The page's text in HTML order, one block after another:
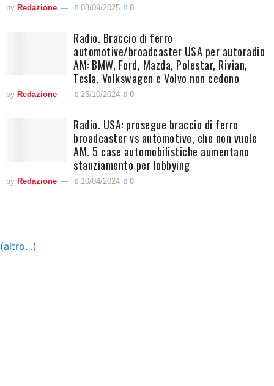
by Redazione 08/09/2025 0
Radio. Braccio di ferro
automotive/broadcaster USA per autoradio
AM: BMW, Ford, Mazda, Polestar, Rivian,
Tesla, Volkswagen e Volvo non cedono
by Redazione 25/10/2024 0
Radio. USA: prosegue braccio di ferro
broadcaster vs automotive, che non vuole
AM. 5 case automobilistiche aumentano
stanziamento per lobbying
by Redazione 10/04/2024 0
(altro…)